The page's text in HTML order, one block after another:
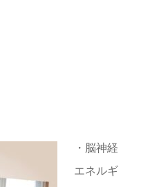
・脳神経
エネルギ